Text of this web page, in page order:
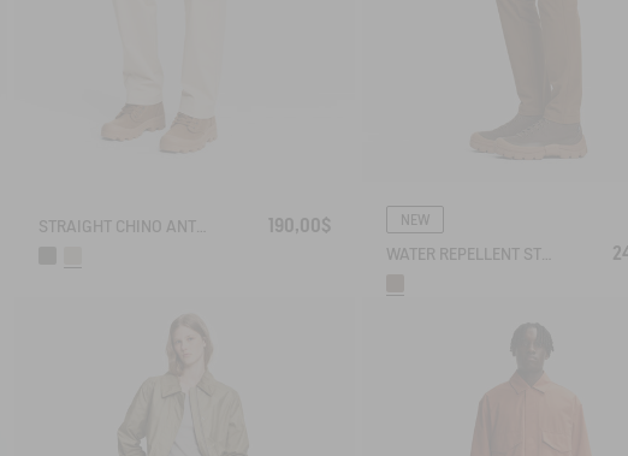
190,00$ NEW